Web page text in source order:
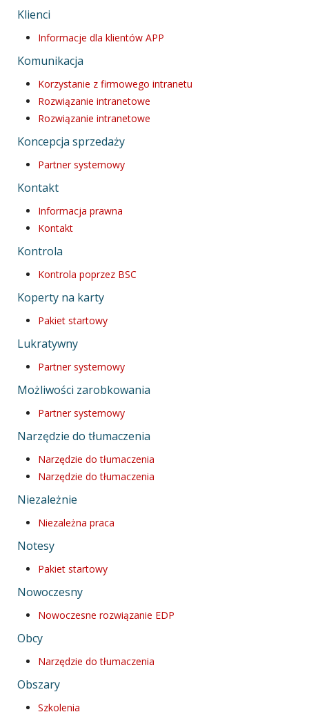
Klienci
Informacje dla klientów APP
Komunikacja
Korzystanie z firmowego intranetu
Rozwiązanie intranetowe
Rozwiązanie intranetowe
Koncepcja sprzedaży
Partner systemowy
Kontakt
Informacja prawna
Kontakt
Kontrola
Kontrola poprzez BSC
Koperty na karty
Pakiet startowy
Lukratywny
Partner systemowy
Możliwości zarobkowania
Partner systemowy
Narzędzie do tłumaczenia
Narzędzie do tłumaczenia
Narzędzie do tłumaczenia
Niezależnie
Niezależna praca
Notesy
Pakiet startowy
Nowoczesny
Nowoczesne rozwiązanie EDP
Obcy
Narzędzie do tłumaczenia
Obszary
Szkolenia